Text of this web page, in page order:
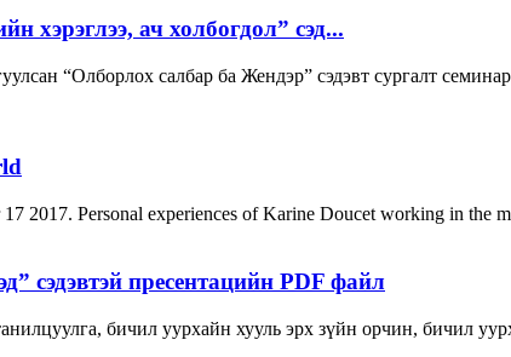
хэрэглээ, ач холбогдол” сэд...
“Олборлох салбар ба Жендэр” сэдэвт сургалт
2017. Personal experiences of Karine Doucet working in the
сэдэвтэй пресентацийн PDF файл
бичил уурхайн хууль эрх зүйн орчин, бичил